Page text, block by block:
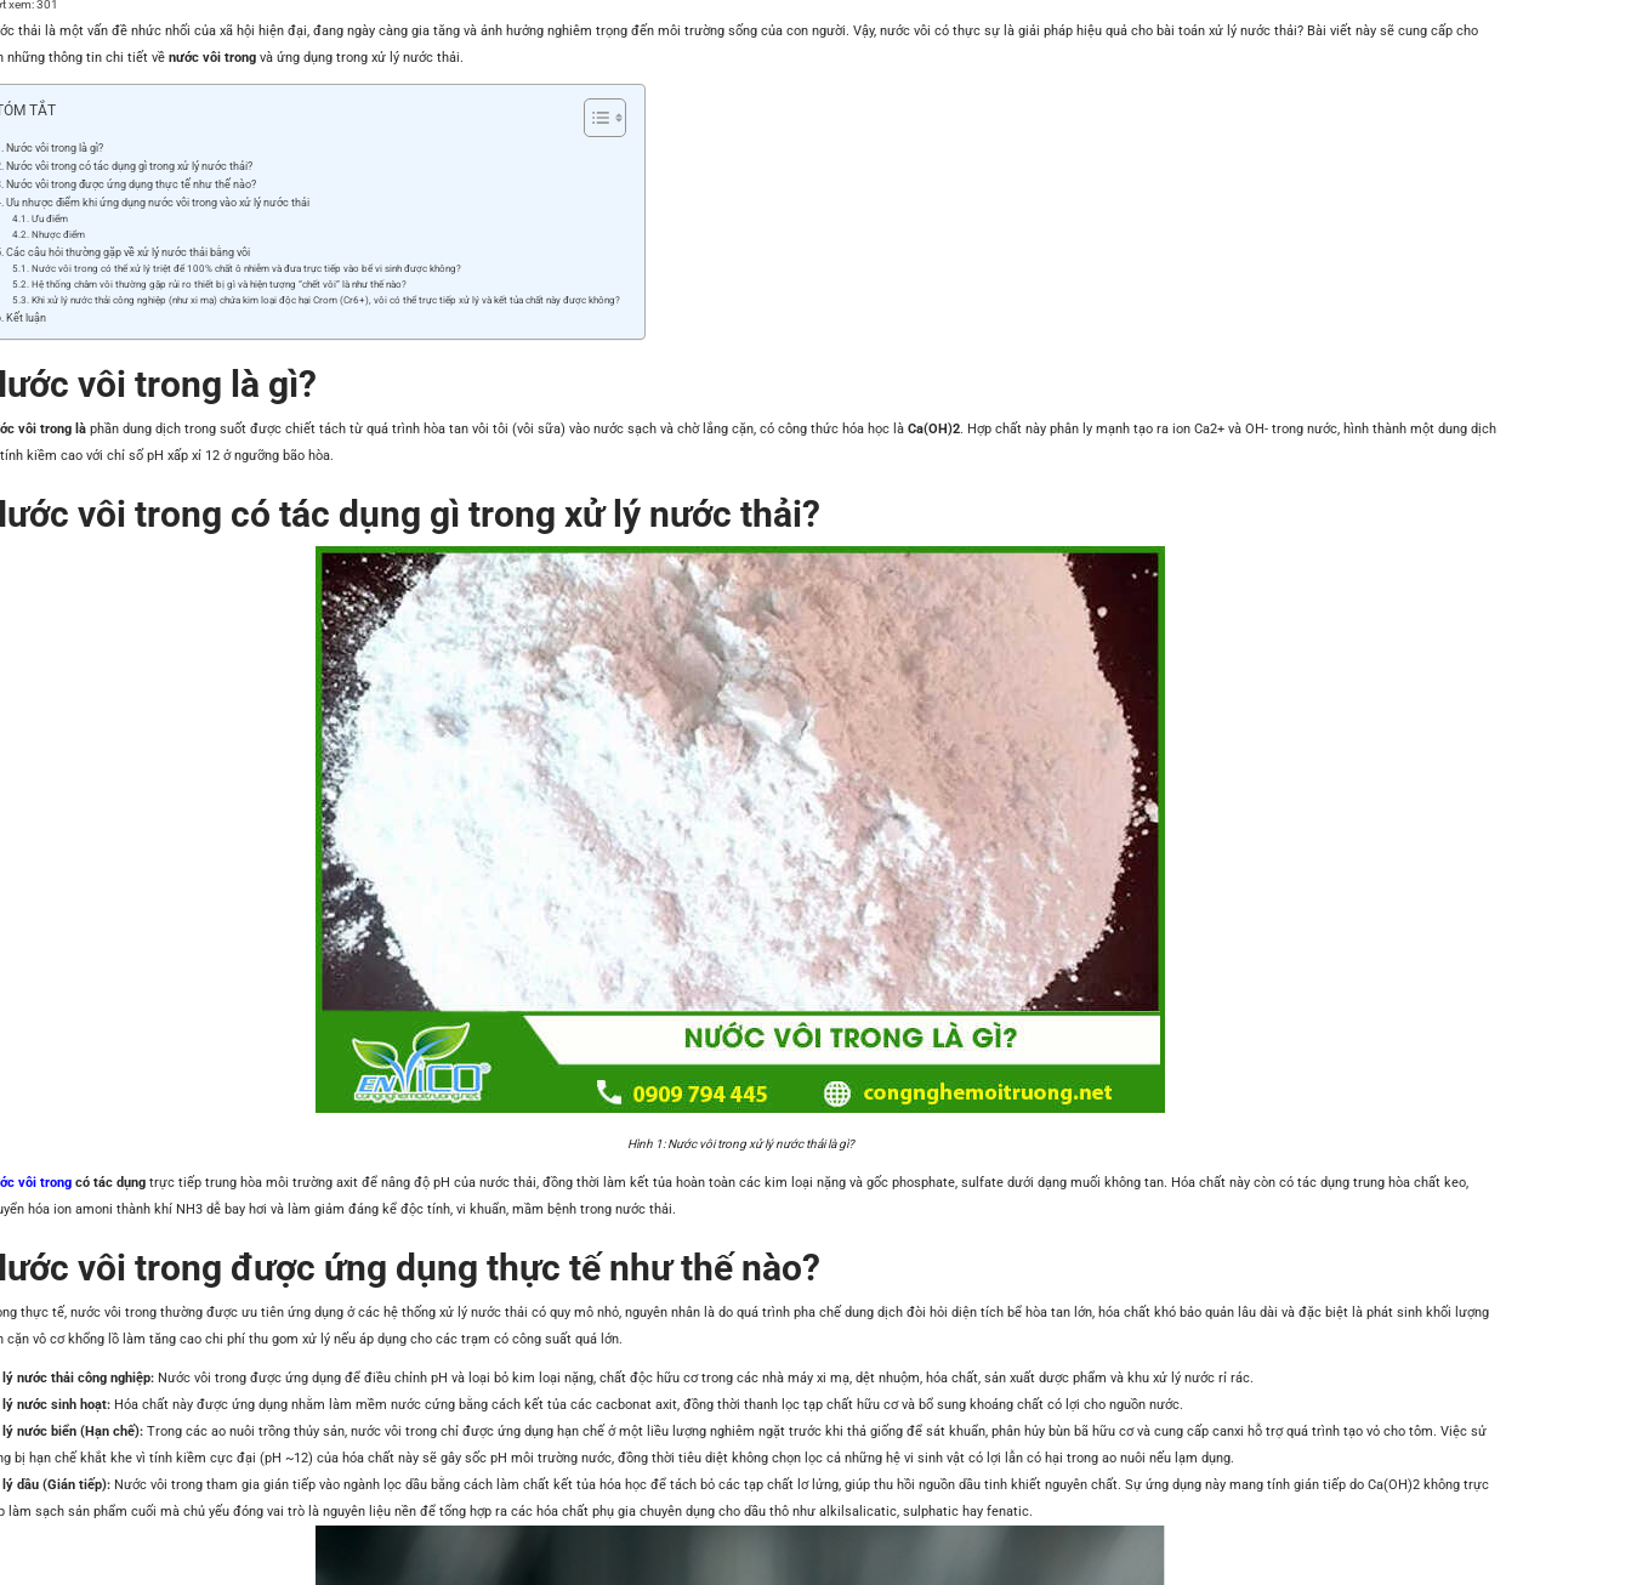
xem:301
thải là một vấn đề nhức nhối của xã hội hiện đại, đang ngày càng gia tăng và ảnh hưởng nghiêm trọng đến môi trường sống của con người. Vậy, nước vôi có thực sự là giải pháp hiệu quả cho bài toán xử lý nước thải? Bài viết này sẽ cung cấp cho
những thông tin chi tiết về nước vôi trong và ứng dụng trong xử lý nước thải.
TẮT
Nước vôi trong là gì?
Nước vôi trong có tác dụng gì trong xử lý nước thải?
Nước vôi trong được ứng dụng thực tế như thế nào?
Ưu nhược điểm khi ứng dụng nước vôi trong vào xử lý nước thải
Ưu điểm
Nhược điểm
Các câu hỏi thường gặp về xử lý nước thải bằng vôi
Nước vôi trong có thể xử lý triệt để 100% chất ô nhiễm và đưa trực tiếp vào bể vi sinh được không?
Hệ thống châm vôi thường gặp rủi ro thiết bị gì và hiện tượng “chết vôi” là như thế nào?
Khi xử lý nước thải công nghiệp (như xi mạ) chứa kim loại độc hại Crom (Cr6+), vôi có thể trực tiếp xử lý và kết tủa chất này được không?
Kết luận
vôi trong là gì?
vôi trong là phần dung dịch trong suốt được chiết tách từ quá trình hòa tan vôi tôi (vôi sữa) vào nước sạch và chờ lắng cặn, có công thức hóa học là Ca(OH)2. Hợp chất này phân ly mạnh tạo ra ion Ca2+ và OH- trong nước, hình thành một dung dịch
kiềm cao với chỉ số pH xấp xỉ 12 ở ngưỡng bão hòa.
vôi trong có tác dụng gì trong xử lý nước thải?
Hình 1: Nước vôi trong xử lý nước thải là gì?
vôi trong có tác dụng trực tiếp trung hòa môi trường axit để nâng độ pH của nước thải, đồng thời làm kết tủa hoàn toàn các kim loại nặng và gốc phosphate, sulfate dưới dạng muối không tan. Hóa chất này còn có tác dụng trung hòa chất keo,
hóa ion amoni thành khí NH3 dễ bay hơi và làm giảm đáng kể độc tính, vi khuẩn, mầm bệnh trong nước thải.
vôi trong được ứng dụng thực tế như thế nào?
thực tế, nước vôi trong thường được ưu tiên ứng dụng ở các hệ thống xử lý nước thải có quy mô nhỏ, nguyên nhân là do quá trình pha chế dung dịch đòi hỏi diện tích bể hòa tan lớn, hóa chất khó bảo quản lâu dài và đặc biệt là phát sinh khối lượng
cặn vô cơ khổng lồ làm tăng cao chi phí thu gom xử lý nếu áp dụng cho các trạm có công suất quá lớn.
nước thải công nghiệp: Nước vôi trong được ứng dụng để điều chỉnh pH và loại bỏ kim loại nặng, chất độc hữu cơ trong các nhà máy xi mạ, dệt nhuộm, hóa chất, sản xuất dược phẩm và khu xử lý nước rỉ rác.
lý nước sinh hoạt: Hóa chất này được ứng dụng nhằm làm mềm nước cứng bằng cách kết tủa các cacbonat axit, đồng thời thanh lọc tạp chất hữu cơ và bổ sung khoáng chất có lợi cho nguồn nước.
nước biển (Hạn chế): Trong các ao nuôi trồng thủy sản, nước vôi trong chỉ được ứng dụng hạn chế ở một liều lượng nghiêm ngặt trước khi thả giống để sát khuẩn, phân hủy bùn bã hữu cơ và cung cấp canxi hỗ trợ quá trình tạo vỏ cho tôm. Việc sử
bị hạn chế khắt khe vì tính kiềm cực đại (pH ~12) của hóa chất này sẽ gây sốc pH môi trường nước, đồng thời tiêu diệt không chọn lọc cả những hệ vi sinh vật có lợi lẫn có hại trong ao nuôi nếu lạm dụng.
dầu (Gián tiếp): Nước vôi trong tham gia gián tiếp vào ngành lọc dầu bằng cách làm chất kết tủa hóa học để tách bỏ các tạp chất lơ lửng, giúp thu hồi nguồn dầu tinh khiết nguyên chất. Sự ứng dụng này mang tính gián tiếp do Ca(OH)2 không trực
làm sạch sản phẩm cuối mà chủ yếu đóng vai trò là nguyên liệu nền để tổng hợp ra các hóa chất phụ gia chuyên dụng cho dầu thô như alkilsalicatic, sulphatic hay fenatic.